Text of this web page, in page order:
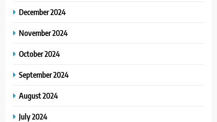
December 2024
November 2024
October 2024
September 2024
August 2024
July 2024